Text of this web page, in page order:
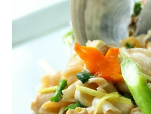
スマホと通信の最新トレンド
進化するPCとデバイスの未来
好きが集まる 比べて選べる
ビジネスと働き方のヒント
AI活用のいまが分かる